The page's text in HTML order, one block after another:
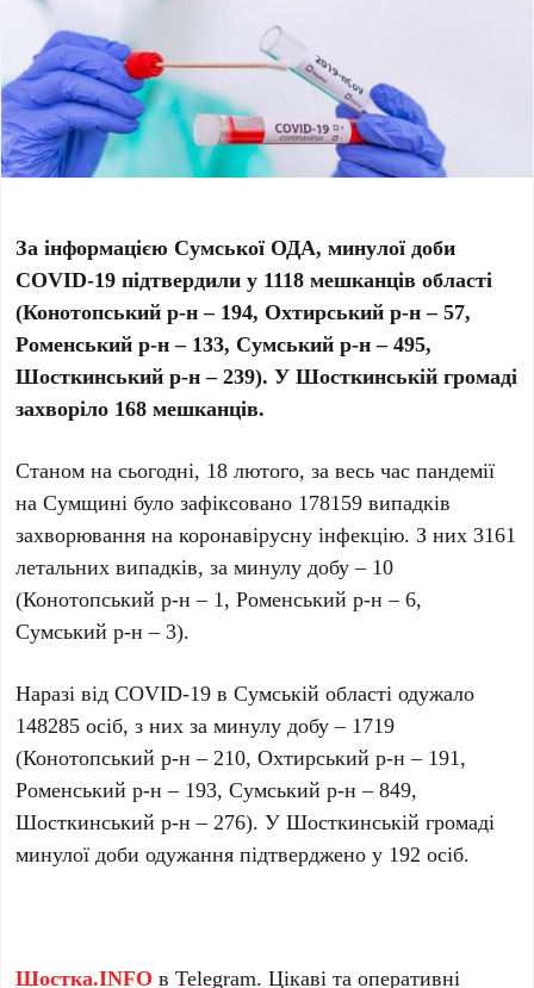
За інформацією Сумської ОДА, минулої доби
COVID-19 підтвердили у 1118 мешканців області
(Конотопський р-н – 194, Охтирський р-н – 57,
Роменський р-н – 133, Сумський р-н – 495,
Шосткинський р-н – 239). У Шосткинській громаді
захворіло 168 мешканців.
Станом на сьогодні, 18 лютого, за весь час пандемії
на Сумщині було зафіксовано 178159 випадків
захворювання на коронавірусну інфекцію. З них 3161
летальних випадків, за минулу добу – 10
(Конотопський р-н – 1, Роменський р-н – 6,
Сумський р-н – 3).
Наразі від COVID-19 в Сумській області одужало
148285 осіб, з них за минулу добу – 1719
(Конотопський р-н – 210, Охтирський р-н – 191,
Роменський р-н – 193, Сумський р-н – 849,
Шосткинський р-н – 276). У Шосткинській громаді
минулої доби одужання підтверджено у 192 осіб.
Шостка.INFO вTelegram. Цікаві та оперативні